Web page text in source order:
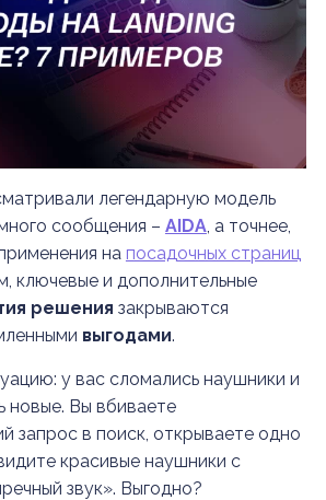
легендарную модель
сообщения – AIDA, а точнее,
на посадочных страниц
ключевые и дополнительные
решения закрываются
выгодами.
у вас сломались наушники и
новые. Вы вбиваете
запрос в поиск, открываете одно
красивые наушники с
звук». Выгодно?